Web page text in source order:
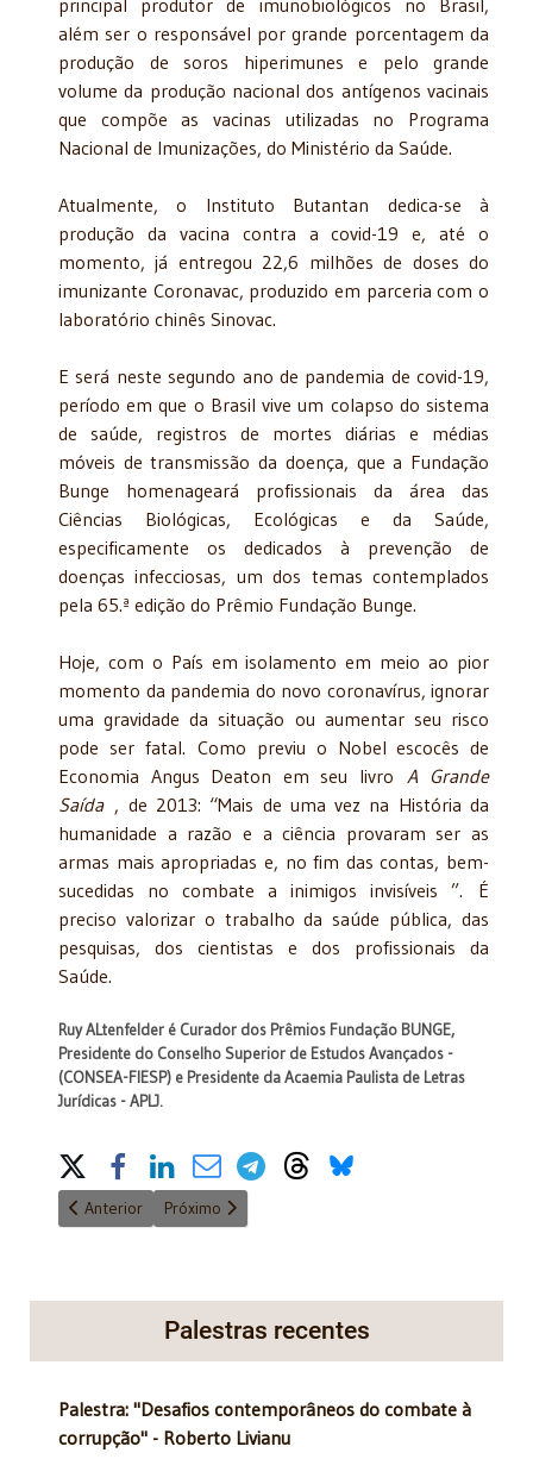
além ser o responsável por grande porcentagem da
produção de soros hiperimunes e pelo grande
volume da produção nacional dos antígenos vacinais
que compõe as vacinas utilizadas no Programa
Nacional de Imunizações, do Ministério da Saúde.
Atualmente, o Instituto Butantan dedica-se à
produção da vacina contra a covid-19 e, até o
momento, já entregou 22,6 milhões de doses do
imunizante Coronavac, produzido em parceria com o
laboratório chinês Sinovac.
E será neste segundo ano de pandemia de covid-19,
período em que o Brasil vive um colapso do sistema
de saúde, registros de mortes diárias e médias
móveis de transmissão da doença, que a Fundação
Bunge homenageará profissionais da área das
Ciências Biológicas, Ecológicas e da Saúde,
especificamente os dedicados à prevenção de
doenças infecciosas, um dos temas contemplados
pela 65.ª edição do Prêmio Fundação Bunge.
Hoje, com o País em isolamento em meio ao pior
momento da pandemia do novo coronavírus, ignorar
uma gravidade da situação ou aumentar seu risco
pode ser fatal. Como previu o Nobel escocês de
Economia Angus Deaton em seu livro A Grande
Saída, de 2013: “Mais de uma vez na História da
humanidade a razão e a ciência provaram ser as
armas mais apropriadas e, no fim das contas, bem-
sucedidas no combate a inimigos invisíveis ”. É
preciso valorizar o trabalho da saúde pública, das
pesquisas, dos cientistas e dos profissionais da
Saúde.
Ruy ALtenfelder é Curador dos Prêmios Fundação BUNGE,
Presidente do Conselho Superior de Estudos Avançados -
(CONSEA-FIESP) e Presidente da Acaemia Paulista de Letras
Jurídicas - APLJ.
Share on Social Media
Artigo anterior: Por que faltam recursos no Brasil?
Anterior Próximo artigo: Arrematação em hasta pública e
Próximo
Palestras recentes
Palestra: "Desafios contemporâneos do combate à
corrupção" - Roberto Livianu